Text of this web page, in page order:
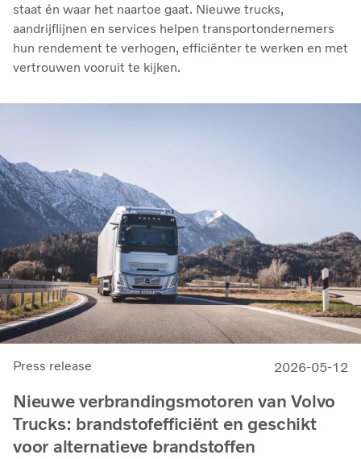
staat én waar het naartoe gaat. Nieuwe trucks,
aandrijflijnen en services helpen transportondernemers
hun rendement te verhogen, efficiënter te werken en met
vertrouwen vooruit te kijken.
Press release 2026-05-12
Nieuwe verbrandingsmotoren van Volvo
Trucks: brandstofefficiënt en geschikt
voor alternatieve brandstoffen